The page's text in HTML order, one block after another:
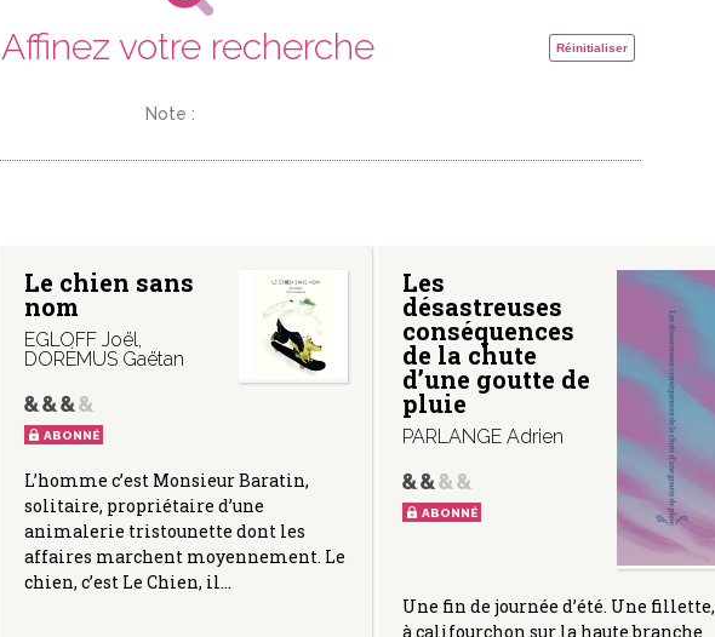
Affinez votre recherche
Note :
Réinitialiser
Le chien sans
nom
EGLOFF Joël,
DORÉMUS Gaëtan
ABONNÉ
L’homme c’est Monsieur Baratin,
solitaire, propriétaire d’une
animalerie tristounette dont les
affaires marchent moyennement. Le
chien, c’est Le Chien, il…
Les
désastreuses
conséquences
de la chute
d’une goutte de
pluie
PARLANGE Adrien
ABONNÉ
Une fin de journée d’été. Une fillette,
à califourchon sur la haute branche